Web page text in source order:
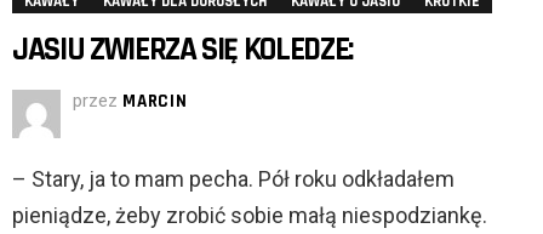
JASIU ZWIERZA SIĘ KOLEDZE:
przez MARCIN
– Stary, ja to mam pecha. Pół roku odkładałem
pieniądze, żeby zrobić sobie małą niespodziankę.